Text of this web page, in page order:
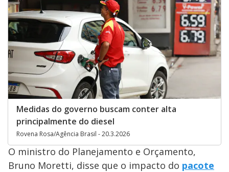
Medidas do governo buscam conter alta
principalmente do diesel
Rovena Rosa/Agência Brasil - 20.3.2026
O ministro do Planejamento e Orçamento,
Bruno Moretti, disse que o impacto do pacote